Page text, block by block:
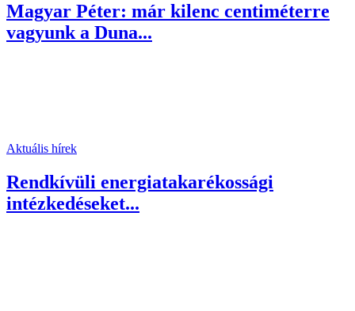
Magyar Péter: már kilenc centiméterre
vagyunk a Duna...
Aktuális hírek
Rendkívüli energiatakarékossági
intézkedéseket...